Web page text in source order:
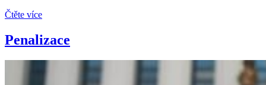
Čtěte více
Penalizace